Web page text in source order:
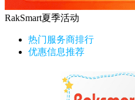
RakSmart夏季活动
热门服务商排行
优惠信息推荐